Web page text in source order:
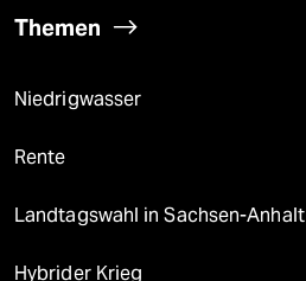
Themen
Niedrigwasser
Rente
Landtagswahl in Sachsen-Anhalt
Hybrider Krieg